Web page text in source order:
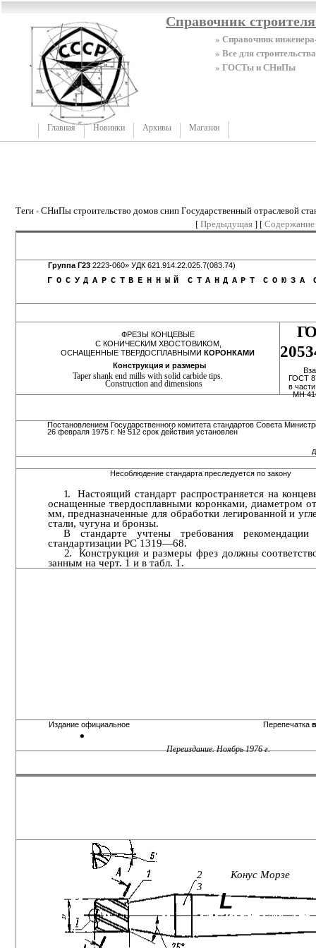
Справочник
» Справочник
» Все для строительства
» ГОСТы и СНиПы
Главная Новинки Архивы Магазин
Теги - СНиПы строительство домов снип Государственный отраслевой
[Предыдущая] [Содержание
Группа Г23 2223-060» УДК 621.914.22.025.7(083.74)
ГОСУДАРСТВЕННЫЙ СТАНДАРТ СОЮЗА
ФРЕЗЫ КОНЦЕВЫЕ
С КОНИЧЕСКИМ ХВОСТОВИКОМ,
ОСНАЩЕННЫЕ ТВЕРДОСПЛАВНЫМИКОРОНКАМИ
Конструкция и размеры
Taper shank end mills with solid carbide tips.
Construction and dimensions
ГОСТ
в
МН
Постановлением Государственного комитета стандартов Совета
26 февраля 1975 г. № 512 срок действия установлен
Несоблюдение стандарта преследуется по закону
1.Настоящий стандарт распространяется на
оснащенные твердосплавными коронками, диаметром
мм, предназначенные для обработки легированной и
стали, чугуна и бронзы.
В стандарте учтены требования
стандар­тизации PC 1319—68.
2.Конструкция и размеры фрез должны
занным на черт. 1 и в табл. 1.
Издание официальное Перепечатка
•
Переиздание. Ноябрь 1976 г.
2
Конус Морзе
3
L